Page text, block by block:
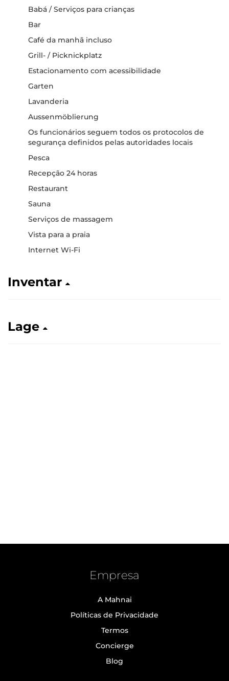
Babá / Serviços para crianças
Bar
Café da manhã incluso
Grill- / Picknickplatz
Estacionamento com acessibilidade
Garten
Lavanderia
Aussenmöblierung
Os funcionários seguem todos os protocolos de
segurança definidos pelas autoridades locais
Pesca
Recepção 24 horas
Restaurant
Sauna
Serviços de massagem
Vista para a praia
Internet Wi-Fi
Inventar
Lage
Empresa
A Mahnai
Políticas de Privacidade
Termos
Concierge
Blog